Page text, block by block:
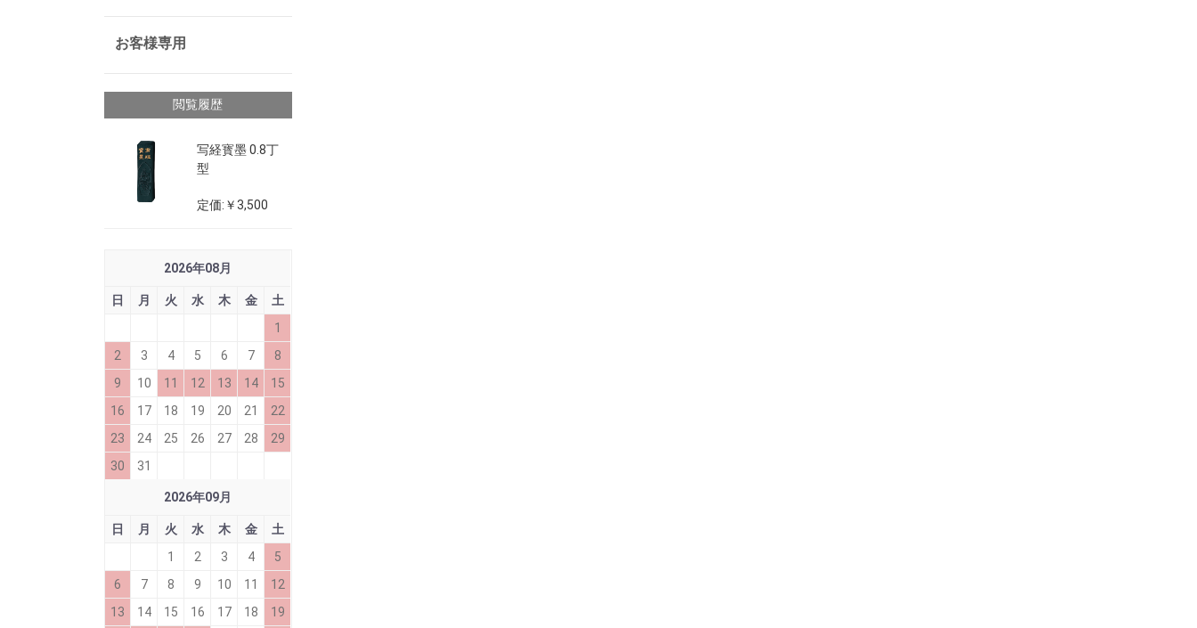
お客様専用
閲覧履歴
写経寳墨 0.8丁
型
定価:￥3,500
2026年08月
日 月 火 水 木 金
土
1
2
3 4 5 6 7
8
9
10 11 12 13 14
15
16
17 18 19 20 21
22
23
24 25 26 27 28
29
30
31
2026年09月
日 月 火 水 木 金
土
1
2 3 4
5
6
7 8 9 10 11
12
13
14 15 16 17 18 19